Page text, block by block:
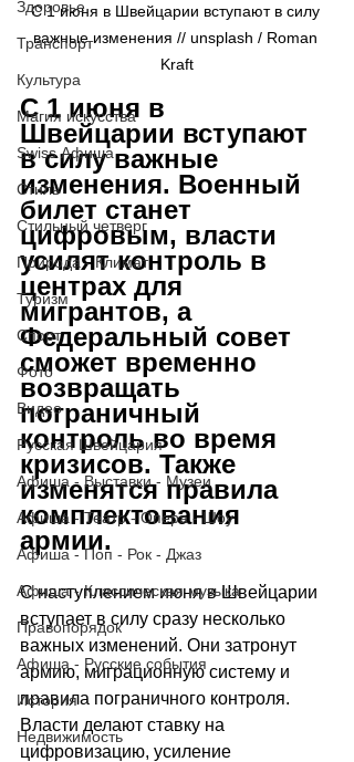
Здоровье
Транспорт
Культура
Магия искусства
Swiss Афиша
Стиль
Стильный четверг
Природа - Климат
Туризм
Спорт
Фото
Видео
Русская Швейцария
Афиша - Выставки - Музеи
Афиша - Театр - Опера - Шоу
Афиша - Поп - Рок - Джаз
Афиша - Классическая музыка
Правопорядок
Афиша - Русские события
История
Недвижимость
С 1 июня в Швейцарии вступают в силу
важные изменения // unsplash / Roman
Kraft
С 1 июня в
Швейцарии вступают
в силу важные
изменения. Военный
билет станет
цифровым, власти
усилят контроль в
центрах для
мигрантов, а
Федеральный совет
сможет временно
возвращать
пограничный
контроль во время
кризисов. Также
изменятся правила
комплектования
армии.
С наступлением июня в Швейцарии
вступает в силу сразу несколько
важных изменений. Они затронут
армию, миграционную систему и
правила пограничного контроля.
Власти делают ставку на
цифровизацию, усиление